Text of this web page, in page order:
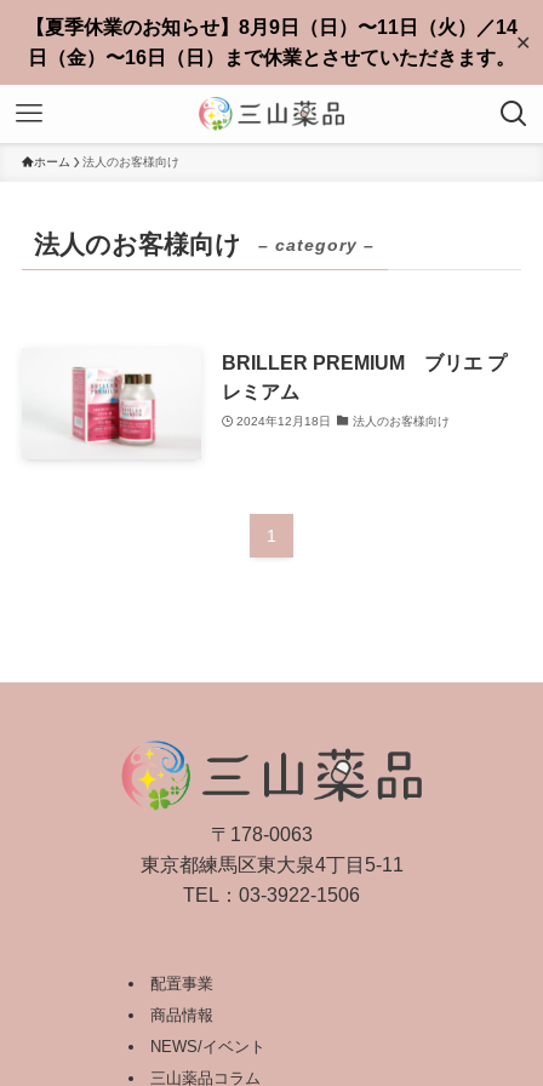
【夏季休業のお知らせ】8月9日（日）〜11日（火）／14
日（金）〜16日（日）まで休業とさせていただきます。
✕
ホーム 法人のお客様向け
法人のお客様向け – category –
BRILLER PREMIUM ブリエ プ
レミアム
2024年12月18日 法人のお客様向け
1
〒178-0063
東京都練馬区東大泉4丁目5-11
TEL： 03-3922-1506
配置事業
商品情報
NEWS/イベント
三山薬品コラム